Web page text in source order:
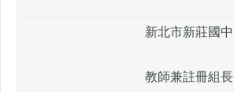
新北市新莊國中
教師兼註冊組長